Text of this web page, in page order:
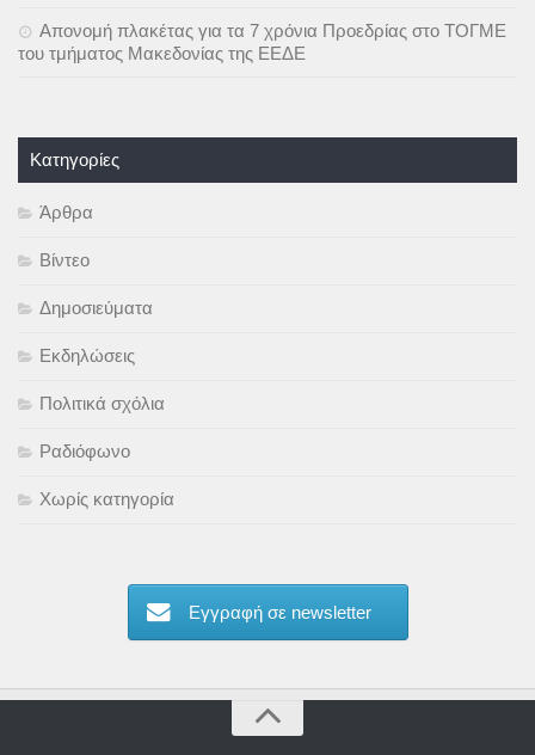
Απονομή πλακέτας για τα 7 χρόνια Προεδρίας στο ΤΟΓΜΕ
του τμήματος Μακεδονίας της ΕΕΔΕ
Kατηγορίες
Άρθρα
Βίντεο
Δημοσιεύματα
Εκδηλώσεις
Πολιτικά σχόλια
Ραδιόφωνο
Χωρίς κατηγορία
Εγγραφή σε newsletter